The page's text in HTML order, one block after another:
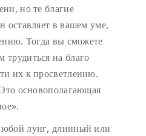
но те благие
оставляет в вашем уме,
Тогда вы сможете
на благо
их к просветлению.
основополагающая
лунг, длинный или